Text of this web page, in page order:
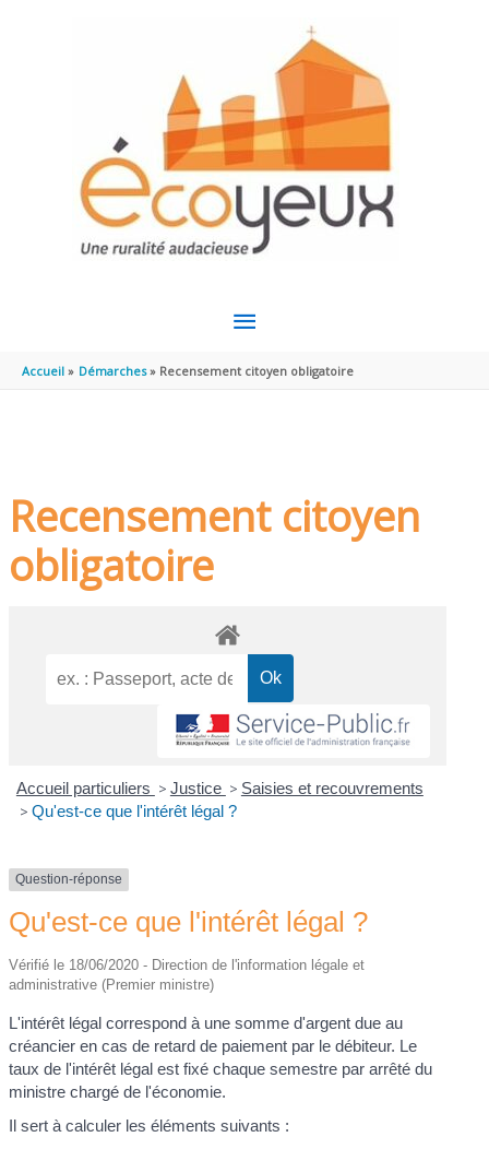
MENU
PRINCIPAL
Accueil Démarches Recensement citoyen obligatoire
Recensement citoyen
obligatoire
Accueil particuliers > Justice > Saisies et recouvrements
> Qu'est-ce que l'intérêt légal ?
Question-réponse
Qu'est-ce que l'intérêt légal ?
Vérifié le 18/06/2020 - Direction de l'information légale et
administrative (Premier ministre)
L'intérêt légal correspond à une somme d'argent due au
créancier en cas de retard de paiement par le débiteur. Le
taux de l'intérêt légal est fixé chaque semestre par arrêté du
ministre chargé de l'économie.
Il sert à calculer les éléments suivants :